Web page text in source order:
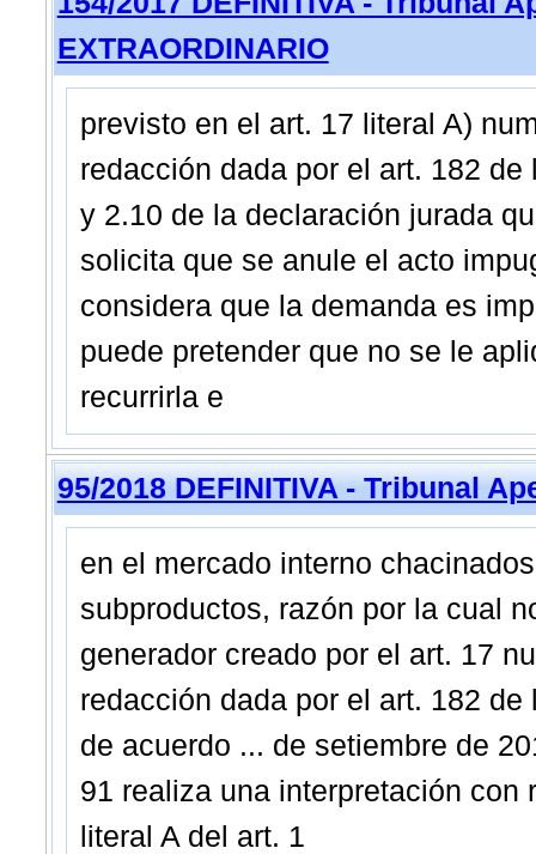
EXTRAORDINARIO
previsto en el art. 17 literal A)
redacción dada por el art. 182
y 2.10 de la declaración jurada
solicita que se anule el acto
considera que la demanda es
puede pretender que no se le
recurrirla e
95/2018 DEFINITIVA - Tribunal
en el mercado interno
subproductos, razón por la cual
generador creado por el art. 17
redacción dada por el art. 182
de acuerdo ... de setiembre de
91 realiza una interpretación con
literal A del art. 1